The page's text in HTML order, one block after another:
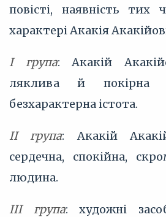
повісті, наявність
характері Акакія
I група: Акакій
ляклива й покірна
безхарактерна істота.
II група: Акакій
сердечна, спокійна,
людина.
III група: художні